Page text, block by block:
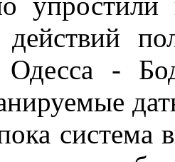
действий
Одесса -
система